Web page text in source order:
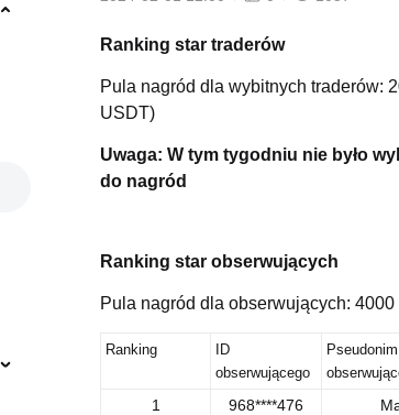
Ranking star traderów
Pula nagród dla wybitnych traderów:
USDT)
Uwaga: W tym tygodniu nie było
do nagród
Ranking star obserwujących
Pula nagród dla obserwujących:
Ranking
ID
obserwującego
Pseudonim
1 968****476